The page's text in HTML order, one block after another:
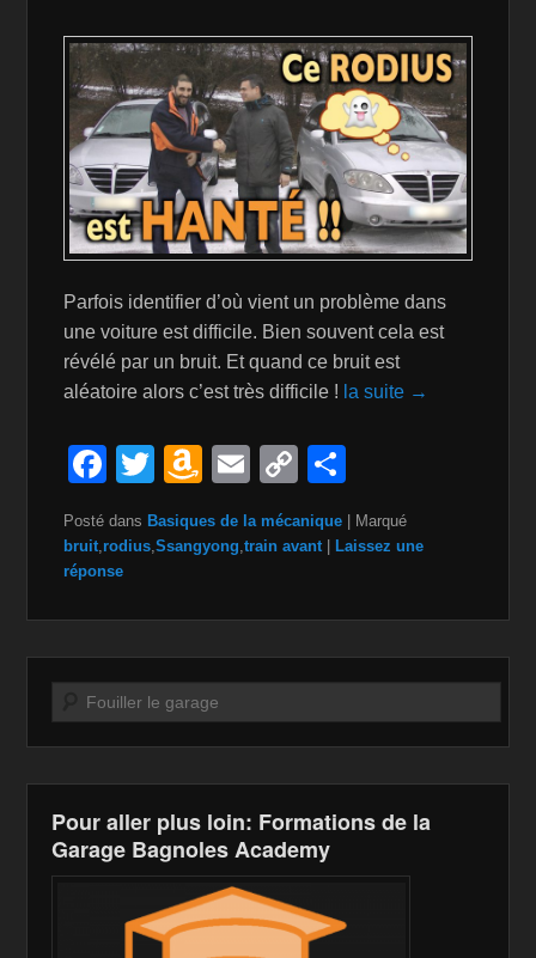
st
Parfois identifier d’où vient un problème dans
une voiture est difficile. Bien souvent cela est
révélé par un bruit. Et quand ce bruit est
aléatoire alors c’est très difficile ! la suite →
F
a
c
e
b
o
o
k
T
wi
tt
A
m
a
o
n
W
is
Li
st
E
m
ail
C
o
p
Li
n
k
ar
ta
er
Posté dans Basiques de la mécanique
Marqué
bruit,rodius,Ssangyong,train avant
Laissez une
réponse
Recherche
Pour aller plus loin: Formations de la
Garage Bagnoles Academy